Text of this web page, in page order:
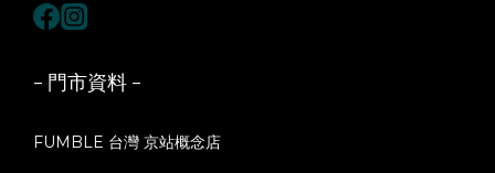
- 門市資料 -
FUMBLE 台灣 京站概念店